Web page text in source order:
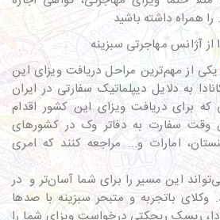
همراه داشته باشید
آژانس مهاجرتی سبزینه
از مهم‌ترین مراحل دریافت ویزای این
به دلایل دیپلماتیک سفارتی در ایران
که برای دریافت ویزای این کشور اقدام
وقت سفارت به دفاتر وک در کشورهای
امارات و... مراجعه کنند که امری
این مسیر را برای شما آسان‌تر و در
باتجربه و متبحر سبزینه با صدها